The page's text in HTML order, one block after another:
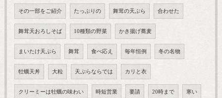
その一部をご紹介 たっぷりの 舞茸の天ぷら 合わせた
舞茸天おろしそば 10種類の野菜 かき揚げ蕎麦
まいたけ天ぷら 舞茸 食べ応え 毎年恒例 冬の名物
牡蠣天丼 大粒 天ぷらならでは カリと衣
クリーミーは牡蠣の味わい 時短営業 要請 20時まで 寒い